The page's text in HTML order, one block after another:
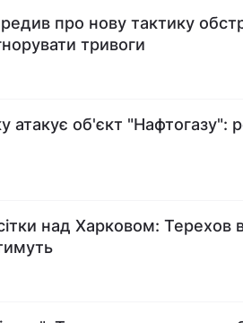
про нову тактику
тривоги
атакує об'єкт "Нафтогазу":
над Харковом: Терехов